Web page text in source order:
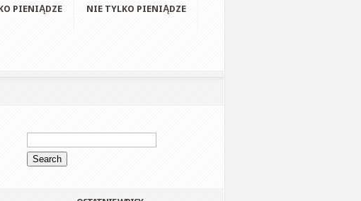
PIENIĄDZE NIE TYLKO PIENIĄDZE